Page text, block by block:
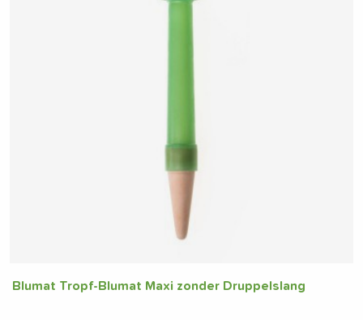
Blumat Tropf-Blumat Maxi zonder Druppelslang